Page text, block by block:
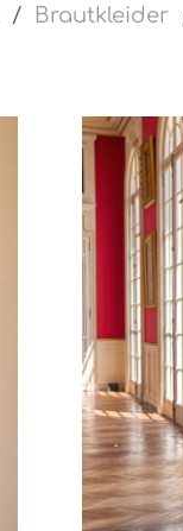
/ Brautkleider